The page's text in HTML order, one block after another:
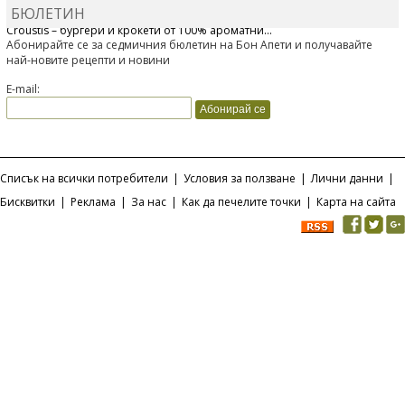
Bonduelle току-що представи нова вълнуваща продуктова линия
Croustis – бургери и крокети от 100% ароматни...
БЮЛЕТИН
Абонирайте се за седмичния бюлетин на Бон Апети и получавайте
най-новите рецепти и новини
E-mail:
Списък на всички потребители | Условия за ползване | Лични данни |
Бисквитки | Реклама | За нас | Как да печелите точки | Карта на сайта